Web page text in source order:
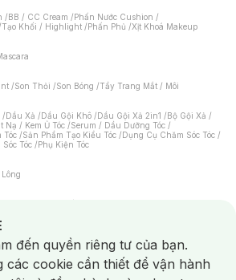
/BB / CC Cream /Phấn Nước Cushion /
/Tạo Khối / Highlight /Phấn Phủ /Xịt Khoá Makeup
/Son Thỏi /Son Bóng /Tẩy Trang Mắt / Môi
/Dầu Xả /Dầu Gội Khô /Dầu Gội Xả 2in1 /Bộ Gội Xả /
Nạ / Kem Ủ Tóc /Serum / Dầu Dưỡng Tóc /
Tóc /Sản Phẩm Tạo Kiểu Tóc /Dụng Cụ Chăm Sóc Tóc /
Tóc /Phụ Kiện Tóc
Massage/Mặt Nạ Xông Hơi /Nước Rửa Tay/
Chải Đánh Răng /Bàn Chải Điện/
Răng /Máy Tăm Nước/ Nước Súc Miệng/
Miệng / Dung Dịch Vệ Sinh/Dưỡng Vùng Kín/
usage
đến quyền riêng tư của bạn.
các cookie cần thiết để vận hành